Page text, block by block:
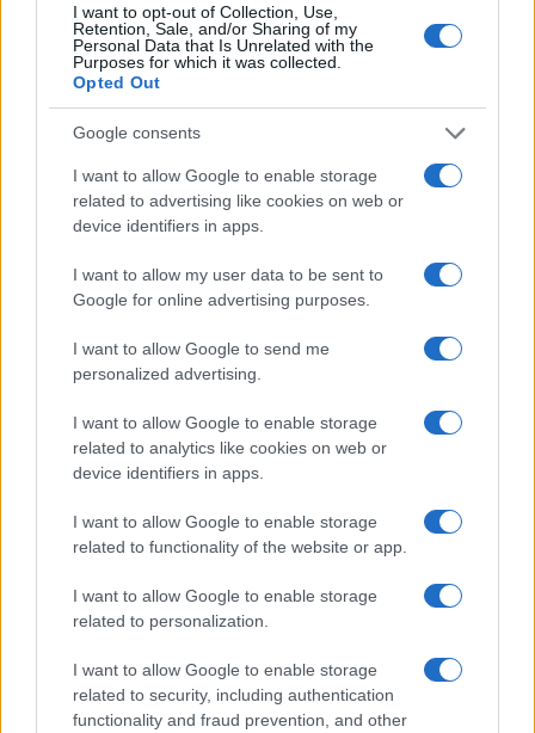
I want to opt-out of Collection, Use,
Retention, Sale, and/or Sharing of my
Personal Data that Is Unrelated with the
Purposes for which it was collected.
Opted Out
Google consents
I want to allow Google to enable storage
related to advertising like cookies on web or
device identifiers in apps.
I want to allow my user data to be sent to
Google for online advertising purposes.
I want to allow Google to send me
personalized advertising.
I want to allow Google to enable storage
related to analytics like cookies on web or
device identifiers in apps.
I want to allow Google to enable storage
related to functionality of the website or app.
I want to allow Google to enable storage
related to personalization.
I want to allow Google to enable storage
related to security, including authentication
functionality and fraud prevention, and other
Οι αρχές προχώρησαν ήδη στη σύλληψη δύο
σωφρονιστικών υπαλλήλων, οι οποίοι
αντιμετωπίζουν την κατηγορία της
απελευθέρωσης κρατουμένου. Παράλληλα, έχει
κινηθεί η προβλεπόμενη πειθαρχική διαδικασία
προκειμένου να διερευνηθούν πλήρως οι
συνθήκες κάτω από τις οποίες σημειώθηκε το
περιστατικό και να καταλογιστούν οι ανάλογες
ευθύνες για την τρύπα στα μέτρα ασφαλείας.